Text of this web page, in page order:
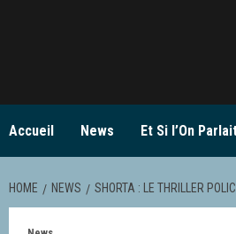
Accueil News Et Si l’On
HOME NEWS SHORTA : LE THRILLER